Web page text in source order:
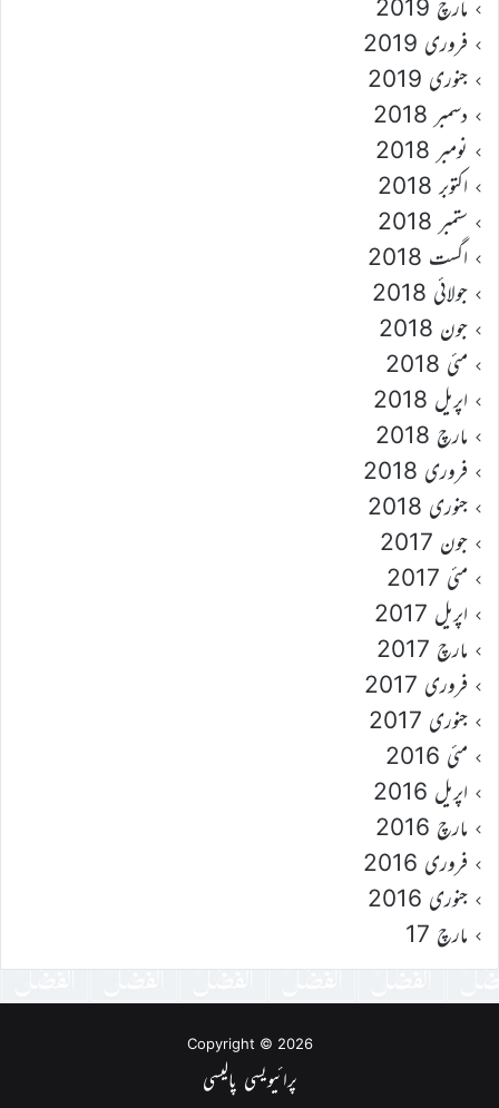
مارچ 2019
فروری 2019
جنوری 2019
دسمبر 2018
نومبر 2018
اکتوبر 2018
ستمبر 2018
اگست 2018
جولائی 2018
جون 2018
مئی 2018
اپریل 2018
مارچ 2018
فروری 2018
جنوری 2018
جون 2017
مئی 2017
اپریل 2017
مارچ 2017
فروری 2017
جنوری 2017
مئی 2016
اپریل 2016
مارچ 2016
فروری 2016
جنوری 2016
مارچ 17
Copyright © 2026
پرائیویسی پالیسی